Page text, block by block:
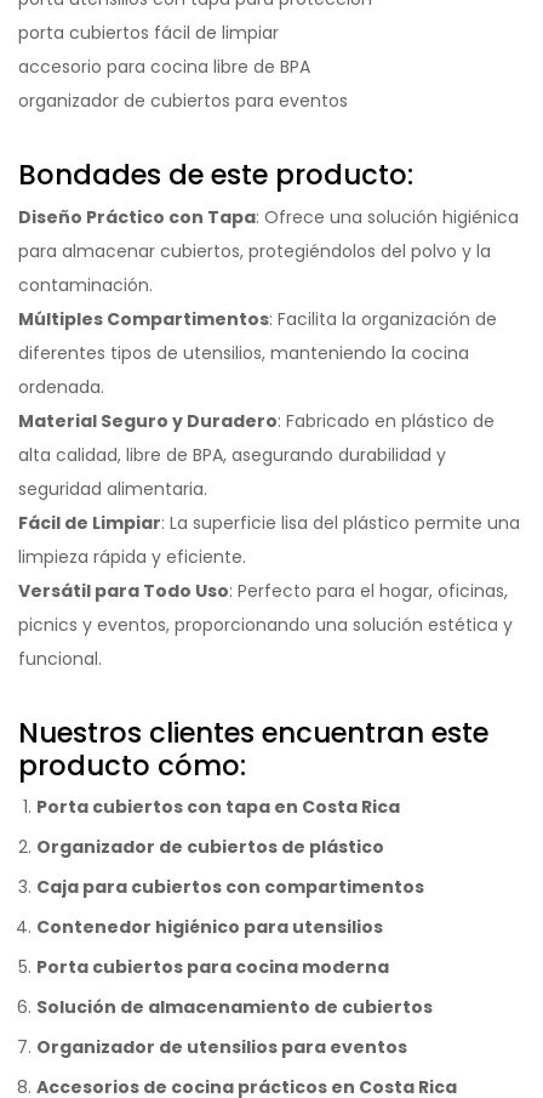
porta cubiertos fácil de limpiar
accesorio para cocina libre de BPA
organizador de cubiertos para eventos
Bondades de este producto:
Diseño Práctico con Tapa: Ofrece una solución higiénica
para almacenar cubiertos, protegiéndolos del polvo y la
contaminación.
Múltiples Compartimentos: Facilita la organización de
diferentes tipos de utensilios, manteniendo la cocina
ordenada.
Material Seguro y Duradero: Fabricado en plástico de
alta calidad, libre de BPA, asegurando durabilidad y
seguridad alimentaria.
Fácil de Limpiar: La superficie lisa del plástico permite una
limpieza rápida y eficiente.
Versátil para Todo Uso: Perfecto para el hogar, oficinas,
picnics y eventos, proporcionando una solución estética y
funcional.
Nuestros clientes encuentran este
producto cómo:
Porta cubiertos con tapa en Costa Rica
Organizador de cubiertos de plástico
Caja para cubiertos con compartimentos
Contenedor higiénico para utensilios
Porta cubiertos para cocina moderna
Solución de almacenamiento de cubiertos
Organizador de utensilios para eventos
Accesorios de cocina prácticos en Costa Rica